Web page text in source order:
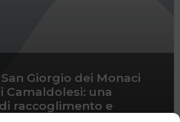
San Giorgio dei Monaci
Camaldolesi: una
raccoglimento e